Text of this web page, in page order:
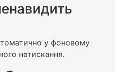
у фоновому
натискання.